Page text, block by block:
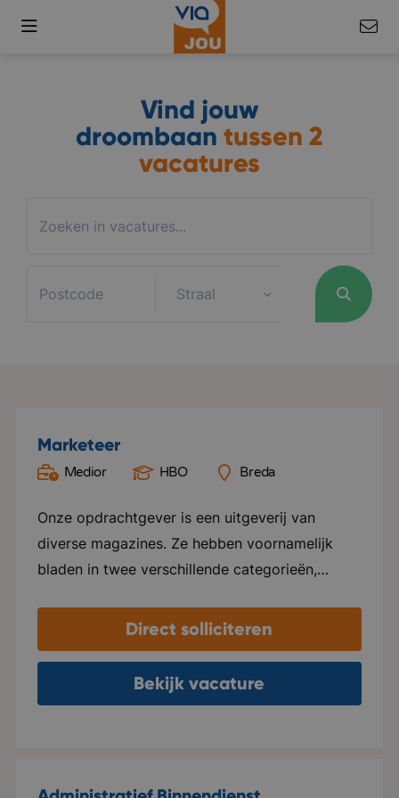
Vind jouw
droombaan tussen 2
vacatures
Marketeer
Medior HBO Breda
Onze opdrachtgever is een uitgeverij van
diverse magazines. Ze hebben voornamelijk
bladen in twee verschillende categorieën,
hier alles voor, van ontwerp tot marketing en
distributie. Elk blad beschikt over een eigen
website en social media kanalen. Naast het
uitgeven van tijdschriften, ondersteunen ze ook
Direct solliciteren
Bekijk vacature